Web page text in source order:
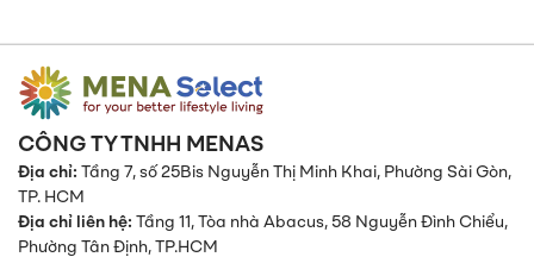
CÔNG TY TNHH MENAS
Địa chỉ:Tầng 7, số 25Bis Nguyễn Thị Minh Khai, Phường Sài Gòn,
TP. HCM
Địa chỉ liên hệ:Tầng 11, Tòa nhà Abacus, 58 Nguyễn Đình Chiểu,
Phường Tân Định,TP.HCM